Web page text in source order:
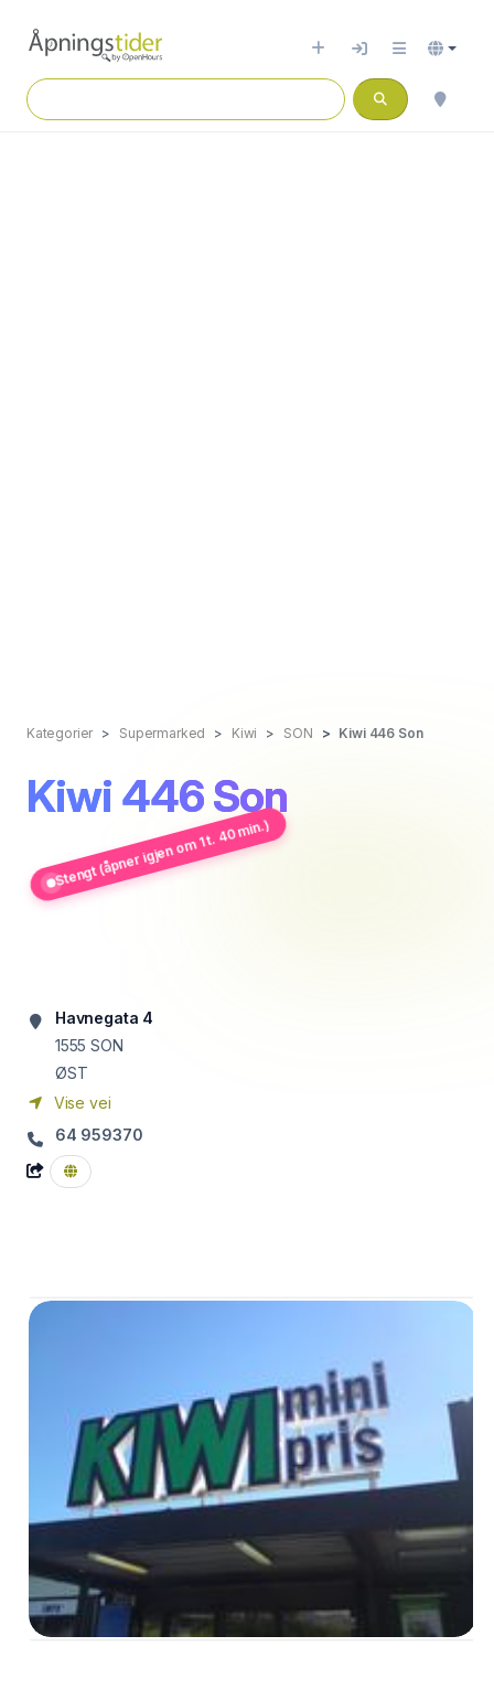
Kategorier Supermarked Kiwi SON Kiwi 446 Son
Kiwi 446 Son
Stengt (åpner igjen om 1 t. 40 min.)
Havnegata 4
1555 SON
ØST
Vise vei
64 959370